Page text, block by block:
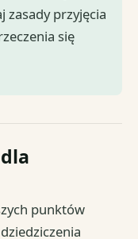
zasady przyjęcia
się
punktów